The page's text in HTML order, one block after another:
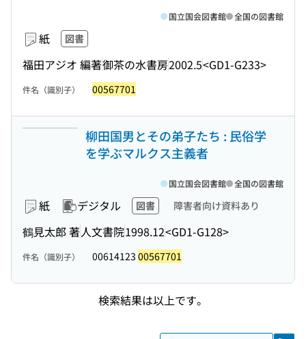
紙 図書
福田アジオ 編著御茶の水書房2002.5<GD1-G233>
国立国会図書館 全国の図書館
件名（識別子） 00567701
柳田国男とその弟子たち : 民俗学
を学ぶマルクス主義者
紙 デジタル 図書 障害者向け資料あり
鶴見太郎 著人文書院1998.12<GD1-G128>
国立国会図書館 全国の図書館
件名（識別子） 00614123 00567701
検索結果は以上です。